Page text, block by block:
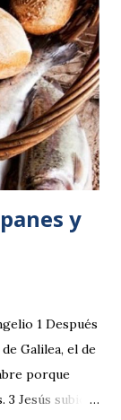
y
1 Después
Galilea, el de
porque
Jesús subió